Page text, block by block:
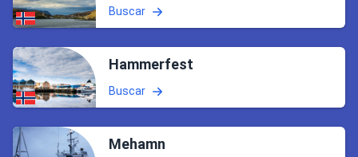
Buscar
Hammerfest
Buscar
Mehamn